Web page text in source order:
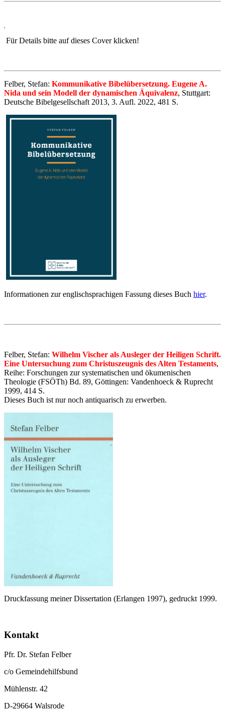
Für Details bitte auf dieses Cover klicken!
Felber, Stefan: Kommunikative Bibelübersetzung. Eugene A.
Nida und sein Modell der dynamischen Äquivalenz, Stuttgart:
Deutsche Bibelgesellschaft 2013, 3. Aufl. 2022, 481 S.
Informationen zur englischsprachigen Fassung dieses Buch hier.
Felber, Stefan: Wilhelm Vischer als Ausleger der Heiligen Schrift.
Eine Untersuchung zum Christuszeugnis des Alten Testaments,
Reihe: Forschungen zur systematischen und ökumenischen
Theologie (FSÖTh) Bd. 89, Göttingen: Vandenhoeck & Ruprecht
1999, 414 S.
Dieses Buch ist nur noch antiquarisch zu erwerben.
Druckfassung meiner Dissertation (Erlangen 1997), gedruckt 1999.
Kontakt
Pfr. Dr. Stefan Felber
c/o Gemeindehilfsbund
Mühlenstr. 42
D-29664 Walsrode